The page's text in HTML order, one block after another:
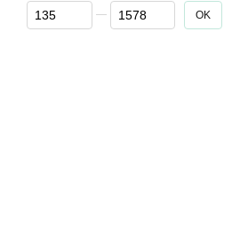
От Цена, грн
До Цена, грн OK